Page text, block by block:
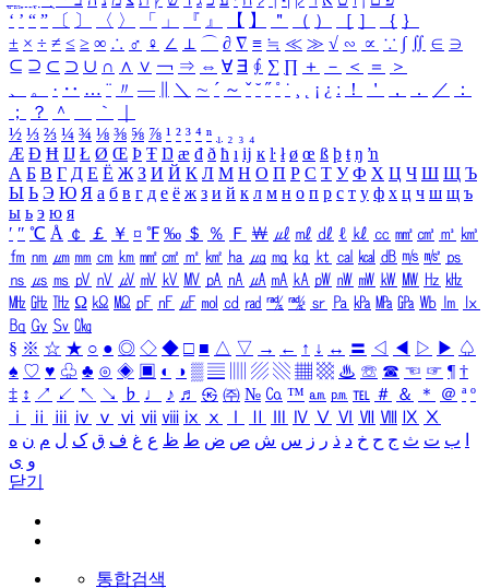
‘ ’ “ ” 〔 〕 〈 〉 「 」 『 』 【 】 ＂ （ ） ［ ］ ｛ ｝
± × ÷ ≠ ≤ ≥ ∞ ∴ ♂ ♀ ∠ ⊥ ⌒ ∂ ∇ ≡ ≒ ≪ ≫ √ ∽ ∝ ∵ ∫ ∬ ∈ ∋
⊆ ⊇ ⊂ ⊃ ∪ ∩ ∧ ∨ ￢ ⇒ ⇔ ∀ ∃ ∮ ∑ ∏ ＋ － ＜ ＝
＞
、
。 · ‥ … ¨ 〃 ― ＼ ∼ ´ ～ ˇ ˘ ˝ ˚ ˙ ¸ ¡ ¿ ː ！ ＇ ， ． ／
：
；
？ ＾ ｀
½ ⅓ ⅔ ¼ ¾ ⅛ ⅜ ⅝ ⅞ ¹ ² ³ ⁴ ⁿ ₁ ₂ ₃ ₄
Æ Ð Ħ Ĳ Ł Ø Œ Þ Ŧ Ŋ æ đ ð ħ ı ĳ ĸ ŀ ł ø œ ß þ ŧ ŋ ŉ
А Б В Г Д Е Ё Ж З И Й К Л М Н О П Р С Т У Ф Х Ц Ч Ш Щ Ъ
Ы Ь Э Ю Я а б в г д е ё ж з и й к л м н о п р с т у ф х ц ч ш щ ъ
ы ь э ю я
′ ″ ℃ Å ￠ ￡ ￥ ¤ ℉ ‰ ＄ ％ Ｆ ￦ ㎕ ㎖ ㎗ ℓ ㎘ ㏄ ㎣ ㎤ ㎥ ㎦
㎙ ㎚ ㎛ ㎜ ㎝ ㎞ ㎟ ㎠ ㎡ ㎢ ㏊ ㎍ ㎎ ㎏ ㏏ ㎈ ㎉ ㏈ ㎧ ㎨ ㎰
㎱ ㎲ ㎳ ㎴ ㎵ ㎶ ㎷ ㎸ ㎹ ㎀ ㎁ ㎂ ㎃ ㎄ ㎺ ㎻ ㎽ ㎾ ㎿ ㎐ ㎑
㎒ ㎓ ㎔ Ω ㏀ ㏁ ㎊ ㎋ ㎌ ㏖ ㏅ ㎭ ㎮ ㎯ ㏛ ㎩ ㎪ ㎫ ㎬ ㏝ ㏐
㏓
㏃ ㏉ ㏜ ㏆
§ ※ ☆ ★ ○ ● ◎ ◇ ◆ □ ■ △ ▽ → ← ↑ ↓ ↔ 〓 ◁ ◀ ▷ ▶ ♤
♠ ♡ ♥ ♧ ♣ ⊙ ◈ ▣ ◐ ◑ ▒ ▤ ▨ ▧ ▦ ▩ ♨ ☏ ☎ ☜ ☞ ¶ †
‡ ↕ ↗ ↙ ↖ ↘ ♭ ♩ ♪ ♬ ㉿ ㈜ № ㏇ ™ ㏂ ㏘ ℡ ＃ ＆ ＊ ＠ ª º
ⅰ
ⅱ ⅲ ⅳ ⅴ ⅵ ⅶ ⅷ ⅸ ⅹ Ⅳ Ⅴ Ⅵ Ⅶ Ⅷ Ⅸ Ⅹ
ب ت ث ج ح خ د ذ ر ز س ش ص ض ط ظ ع غ ف ق ک ل م ن ه
و ی
닫기
통합검색